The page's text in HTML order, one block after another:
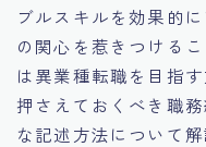
ブルスキルを効果的
の関心を惹きつける
は異業種転職を目指
押さえておくべき職
な記述方法について解